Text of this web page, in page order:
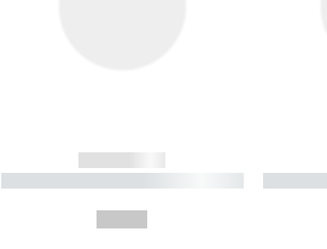
------------
----------- ----------- ----------